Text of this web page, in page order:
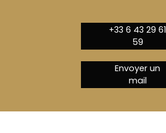
+33 6 43 29 61
59
Envoyer un
mail